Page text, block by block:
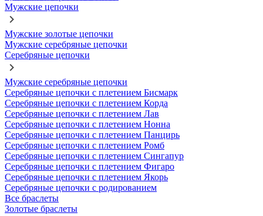
Мужские цепочки
Мужские золотые цепочки
Мужские серебряные цепочки
Серебряные цепочки
Мужские серебряные цепочки
Серебряные цепочки с плетением Бисмарк
Серебряные цепочки с плетением Корда
Серебряные цепочки с плетением Лав
Серебряные цепочки с плетением Нонна
Серебряные цепочки с плетением Панцирь
Серебряные цепочки с плетением Ромб
Серебряные цепочки с плетением Сингапур
Серебряные цепочки с плетением Фигаро
Серебряные цепочки с плетением Якорь
Серебряные цепочки с родированием
Все браслеты
Золотые браслеты